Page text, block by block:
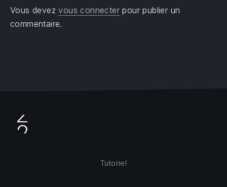
Vous devezvous connecter pour publier un
commentaire.
Tutoriel